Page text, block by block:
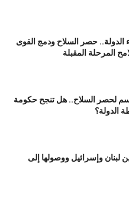
الدولة.. حصر السلاح ودمج القوى
المرحلة المقبلة
لحصر السلاح.. هل تنجح حكومة
الدولة؟
لبنان وإسرائيل ووصولها إلى